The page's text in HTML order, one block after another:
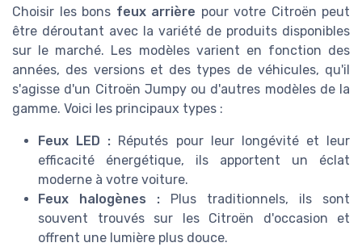
Choisir les bons feux arrière pour votre Citroën peut
être déroutant avec la variété de produits disponibles
sur le marché. Les modèles varient en fonction des
années, des versions et des types de véhicules, qu'il
s'agisse d'un Citroën Jumpy ou d'autres modèles de la
gamme. Voici les principaux types :
Feux LED : Réputés pour leur longévité et leur
efficacité énergétique, ils apportent un éclat
moderne à votre voiture.
Feux halogènes : Plus traditionnels, ils sont
souvent trouvés sur les Citroën d'occasion et
offrent une lumière plus douce.